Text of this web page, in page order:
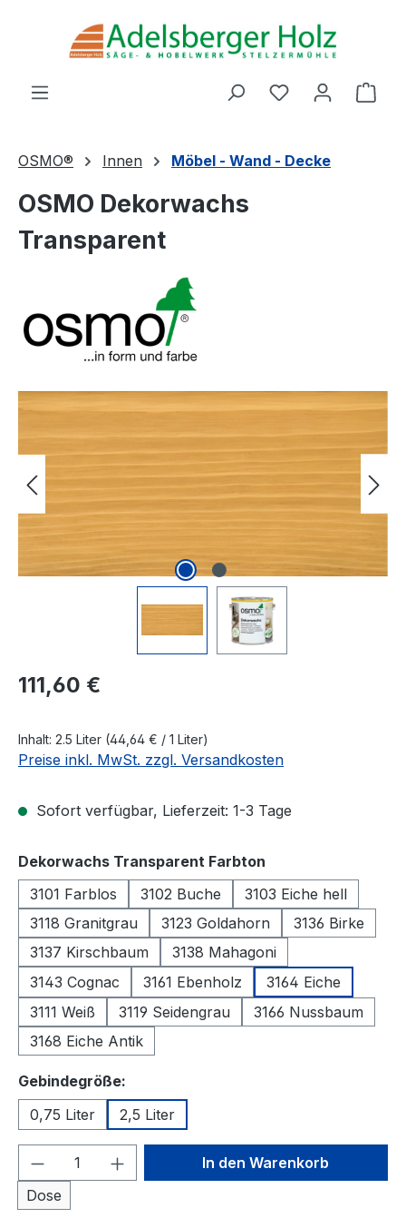
Zum Hauptinhalt springen
Du hast 0
OSMO® Innen Möbel - Wand - Decke
OSMO Dekorwachs
Transparent
Bildergalerie überspringen
Regulärer Preis:
111,60 €
Inhalt: 2.5 Liter (44,64 € / 1 Liter)
Preise inkl. MwSt. zzgl. Versandkosten
Sofort verfügbar, Lieferzeit: 1-3 Tage
Dekorwachs Transparent Farbton
3101 Farblos
3102 Buche
3103 Eiche hell
3118 Granitgrau
3123 Goldahorn
3136 Birke
3137 Kirschbaum
3138 Mahagoni
3143 Cognac
3161 Ebenholz
3164 Eiche
3111 Weiß
3119 Seidengrau
3166 Nussbaum
3168 Eiche Antik
Gebindegröße:
0,75 Liter
2,5 Liter
Produkt Anzahl: Gib den
Dose
In den Warenkorb